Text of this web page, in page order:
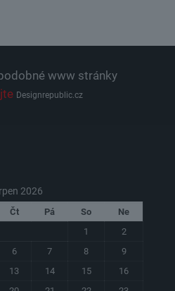
www stránky
Designrepublic.cz
2026
Čt Pá So
Ne
1
2
6 7 8
9
13 14 15
16